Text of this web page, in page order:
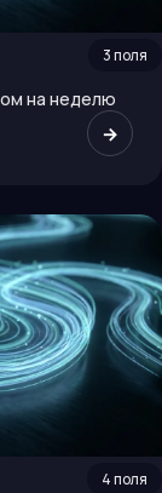
3поля
на неделю
→
4поля